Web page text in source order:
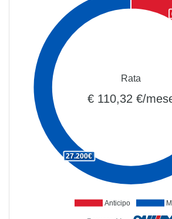
Anticipo
27.200€
Rata
€ 110,32 €/